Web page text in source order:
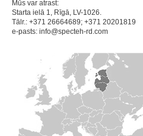
Mūs var atrast:
Starta ielā 1, Rīgā, LV-1026.
Tālr.: +371 26664689; +371 20201819
e-pasts: info@specteh-rd.com